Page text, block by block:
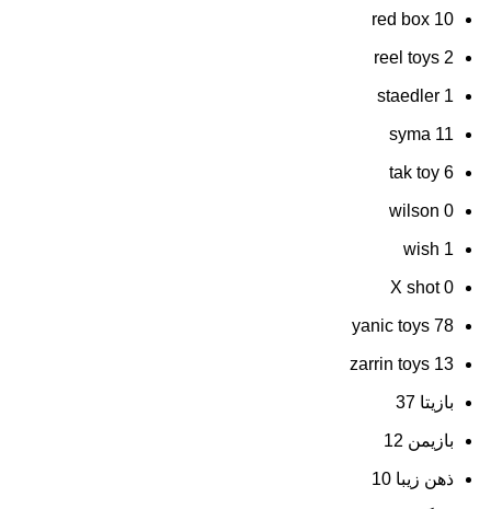
red box 10
reel toys 2
staedler 1
syma 11
tak toy 6
wilson 0
wish 1
X shot 0
yanic toys 78
zarrin toys 13
بازیتا 37
بازیمن 12
ذهن زیبا 10